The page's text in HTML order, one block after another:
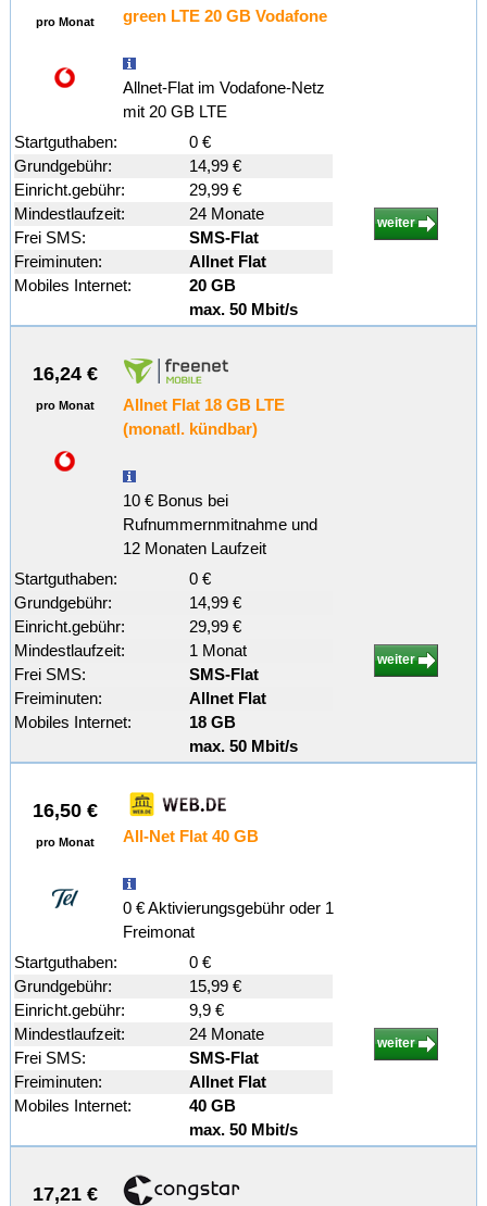
pro Monat green LTE 20 GB Vodafone
Allnet-Flat im Vodafone-Netz
mit 20 GB LTE
Startguthaben:
0 €
Grundgebühr:
14,99 €
Einricht.gebühr:
29,99 €
Mindestlaufzeit:
24 Monate
Frei SMS:
SMS-Flat
Freiminuten:
Allnet Flat
Mobiles Internet:
20 GB
max. 50 Mbit/s
weiter
16,24 €
pro Monat
Allnet Flat 18 GB LTE
(monatl. kündbar)
10 € Bonus bei
Rufnummernmitnahme und
12 Monaten Laufzeit
Startguthaben:
0 €
Grundgebühr:
14,99 €
Einricht.gebühr:
29,99 €
Mindestlaufzeit:
1 Monat
Frei SMS:
SMS-Flat
Freiminuten:
Allnet Flat
Mobiles Internet:
18 GB
max. 50 Mbit/s
weiter
16,50 €
pro Monat All-Net Flat 40 GB
0 € Aktivierungsgebühr oder 1
Freimonat
Startguthaben:
0 €
Grundgebühr:
15,99 €
Einricht.gebühr:
9,9 €
Mindestlaufzeit:
24 Monate
Frei SMS:
SMS-Flat
Freiminuten:
Allnet Flat
Mobiles Internet:
40 GB
max. 50 Mbit/s
weiter
17,21 €